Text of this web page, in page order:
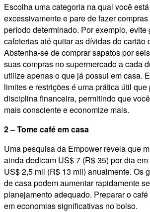
Escolha uma categoria na qual você
excessivamente e pare de fazer
período determinado. Por exemplo, evite
cafeterias até quitar as dívidas do cartão
Abstenha-se de comprar sapatos por
suas compras no supermercado a cada
utilize apenas o que já possui em casa.
limites e restrições é uma prática útil que
disciplina financeira, permitindo que
mais consciente e economize mais.
2 – Tome café em casa
Uma pesquisa da Empower revela que
ainda dedicam US$ 7 (R$ 35) por dia
US$ 2,5 mil (R$ 13 mil) anualmente. Os
de casa podem aumentar rapidamente
planejamento adequado. Preparar o
em economias significativas no bolso.